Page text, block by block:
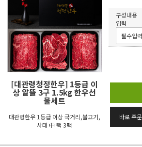
[대관령청정한우] 1등급 이
상 알뜰 3구 1.5kg 한우선
물세트
대관령한우 1등급 이상 국거리,불고기,
사태 中 택 3팩
구성내용
입력
바로 주